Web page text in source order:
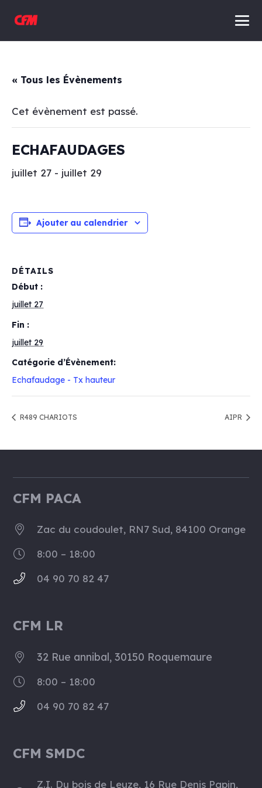
« Tous les Évènements
Cet évènement est passé.
ECHAFAUDAGES
juillet 27 - juillet 29
Ajouter au calendrier
DÉTAILS
Début :
juillet 27
Fin :
juillet 29
Catégorie d’Évènement:
Echafaudage - Tx hauteur
R489 CHARIOTS AIPR
CFM PACA
Zac du coudoulet, RN7 Sud, 84100 Orange
8:00 – 18:00
04 90 70 82 47
CFM LR
32 Rue annibal, 30150 Roquemaure
8:00 – 18:00
04 90 70 82 47
CFM SMDC
Z.I. Du bois de Leuze, 16 Rue Denis Papin,